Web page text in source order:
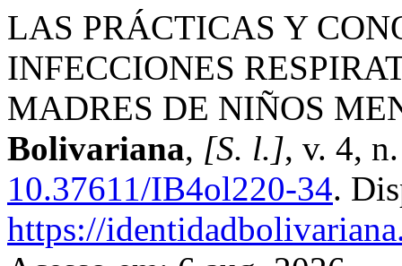
LAS PRÁCTICAS Y
INFECCIONES
MADRES DE NIÑOS
Bolivariana, [S. l.], v. 4,
10.37611/IB4ol220-34.
https://